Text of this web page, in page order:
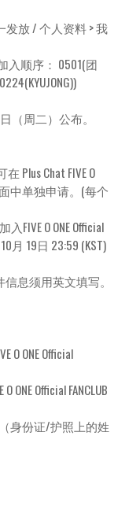
发放 / 个人资料 > 我
入顺序： 0501(团
（周二）公布。
Plus Chat FIVE O
面中单独申请。(每个
FIVE O ONE Official
月 19日 23:59 (KST)
息须用英文填写。
O ONE Official
ONE Official FANCLUB
身份证/护照上的姓